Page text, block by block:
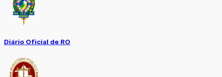
Diário Oficial de RO